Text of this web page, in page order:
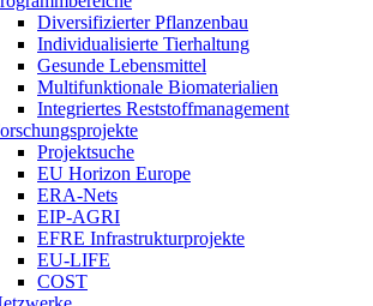
Diversifizierter Pflanzenbau
Individualisierte Tierhaltung
Gesunde Lebensmittel
Multifunktionale Biomaterialien
Integriertes Reststoffmanagement
Projektsuche
EU Horizon Europe
ERA-Nets
EIP-AGRI
EFRE Infrastrukturprojekte
EU-LIFE
COST